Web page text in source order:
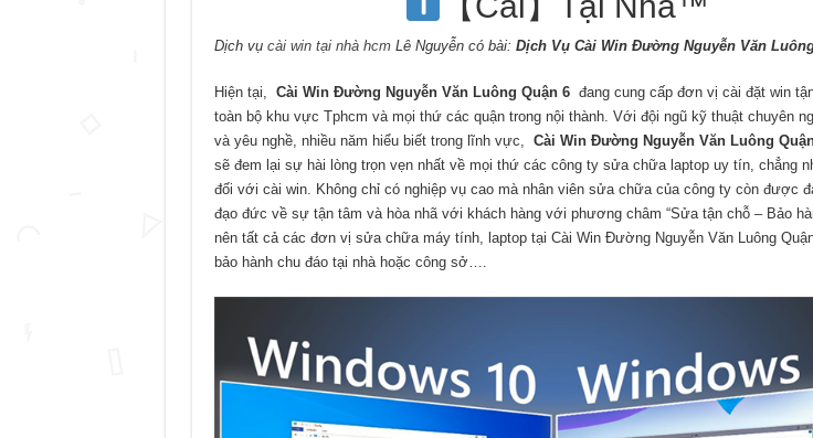
Dịch vụcài win tại nhà hcmLê Nguyễn có bài: Dịch Vụ Cài Win Đường Nguyễn Văn
Hiện tại, Cài Win Đường Nguyễn Văn Luông Quận 6 đang cung cấp đơn vị cài đặt win
toàn bộ khu vực Tphcm và mọi thứ các quận trong nội thành. Với đội ngũ kỹ thuật chuyên
và yêu nghề, nhiều năm hiểu biết trong lĩnh vực, Cài Win Đường Nguyễn Văn Luông
sẽ đem lại sự hài lòng trọn vẹn nhất về mọi thứ các công ty sửa chữa laptop uy tín, chẳng
đối với cài win. Không chỉ có nghiệp vụ cao mà nhân viên sửa chữa của công ty còn được
đạo đức về sự tận tâm và hòa nhã với khách hàng với phương châm “Sửa tận chỗ – Bảo
nên tất cả các đơn vị sửa chữa máy tính, laptop tại Cài Win Đường Nguyễn Văn Luông
bảo hành chu đáo tại nhà hoặc công sở….